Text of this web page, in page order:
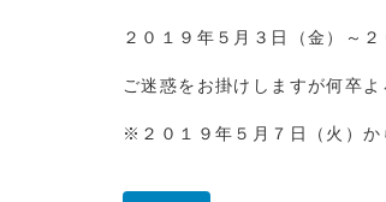
２０１９年５月３日（金）～
ご迷惑をお掛けしますが何卒よ
※２０１９年５月７日（火）か